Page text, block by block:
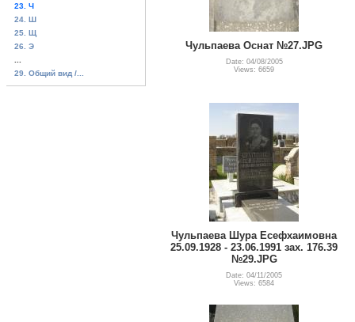
23. Ч
24. Ш
25. Щ
26. Э
29. Общий вид /...
Чульпаева Оснат №27.JPG
Date: 04/08/2005
Views: 6659
Чульпаева Шура Есефхаимовна
25.09.1928 - 23.06.1991 зах. 176.39
№29.JPG
Date: 04/11/2005
Views: 6584